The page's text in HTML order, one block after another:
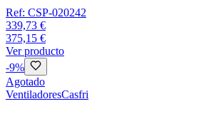
Ref: CSP-020242
339,73 €
375,15 €
Ver producto
-9%
Agotado
VentiladoresCasfri